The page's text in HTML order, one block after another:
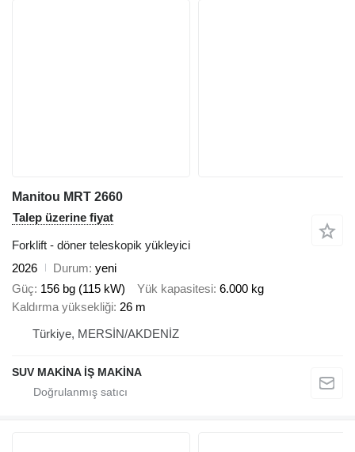
Manitou MRT 2660
Talep üzerine fiyat
Forklift - döner teleskopik yükleyici
2026
Durum yeni
Güç 156 bg (115 kW) Yük kapasitesi 6.000 kg
Kaldırma yüksekliği 26 m
Türkiye, MERSİN/AKDENİZ
SUV MAKİNA İŞ MAKİNA